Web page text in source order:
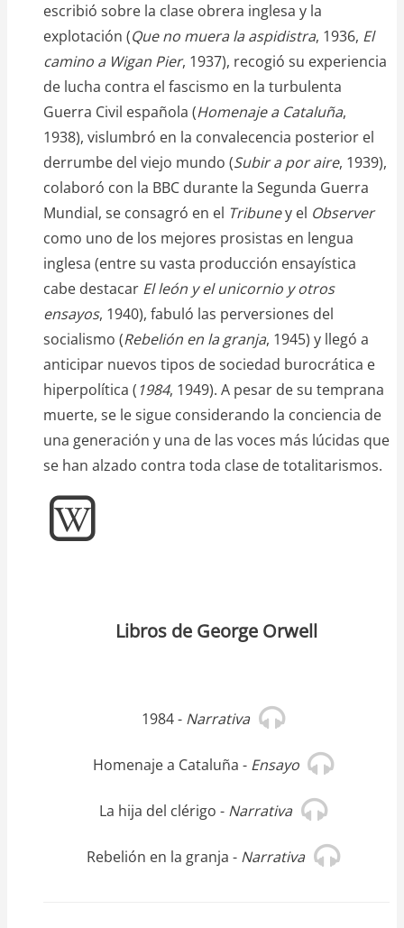
escribió sobre la clase obrera inglesa y la
explotación (Que no muera la aspidistra, 1936, El
camino a Wigan Pier, 1937), recogió su experiencia
de lucha contra el fascismo en la turbulenta
Guerra Civil española (Homenaje a Cataluña,
1938), vislumbró en la convalecencia posterior el
derrumbe del viejo mundo (Subir a por aire, 1939),
colaboró con la BBC durante la Segunda Guerra
Mundial, se consagró en el Tribuney el Observer
como uno de los mejores prosistas en lengua
inglesa (entre su vasta producción ensayística
cabe destacar El león y el unicornio y otros
ensayos, 1940), fabuló las perversiones del
socialismo (Rebelión en la granja, 1945) y llegó a
anticipar nuevos tipos de sociedad burocrática e
hiperpolítica ( 1984, 1949). A pesar de su temprana
muerte, se le sigue considerando la conciencia de
una generación y una de las voces más lúcidas que
se han alzado contra toda clase de totalitarismos.
Libros de George Orwell
1984 - Narrativa
Homenaje a Cataluña - Ensayo
La hija del clérigo - Narrativa
Rebelión en la granja - Narrativa